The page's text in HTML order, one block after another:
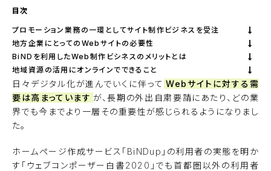
目次
プロモーション業務の一環としてサイト制作ビジネスを受注
地方企業にとってのWebサイトの必要性
BiNDを利用したWeb制作ビシネスのメリットとは
地域資源の活用にオンラインでできること
日々デジタル化が進んでいくに伴って Webサイトに対する需
要は高まっています が、長期の外出自粛要請にあたり、どの業
界でも今までより一層その重要性が感じられるようになりまし
た。
ホームページ作成サービス「BiNDup 」の利用者の実態を明か
す「 ウェブコンポーザー白書2020 」でも首都圏以外の利用者